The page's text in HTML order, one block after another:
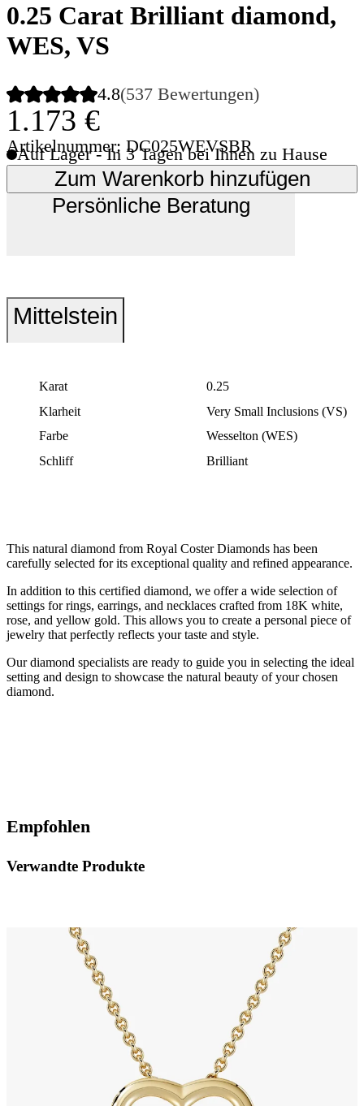
0.25 Carat Brilliant diamond,
WES, VS
4.8(537 Bewertungen)
1.173 €
Artikelnummer: DC025WEVSBR
Auf Lager - In 3 Tagen bei Ihnen zu Hause
Zum Warenkorb hinzufügen
Persönliche Beratung
Mittelstein
Karat
0.25
Klarheit
Very Small Inclusions (VS)
Farbe
Wesselton (WES)
Schliff
Brilliant
This natural diamond from Royal Coster Diamonds has been
carefully selected for its exceptional quality and refined appearance.
In addition to this certified diamond, we offer a wide selection of
settings for rings, earrings, and necklaces crafted from 18K white,
rose, and yellow gold. This allows you to create a personal piece of
jewelry that perfectly reflects your taste and style.
Our diamond specialists are ready to guide you in selecting the ideal
setting and design to showcase the natural beauty of your chosen
diamond.
Empfohlen
Verwandte Produkte